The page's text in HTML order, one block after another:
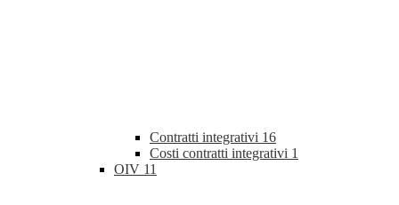
Contratti integrativi 16
Costi contratti integrativi 1
OIV 11